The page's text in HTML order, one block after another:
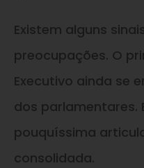
Existem alguns
preocupações. O
Executivo ainda se
dos parlamentares.
pouquíssima
consolidada.